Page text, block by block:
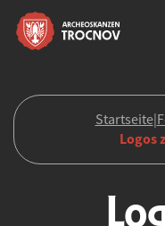
Startseite|
Logos